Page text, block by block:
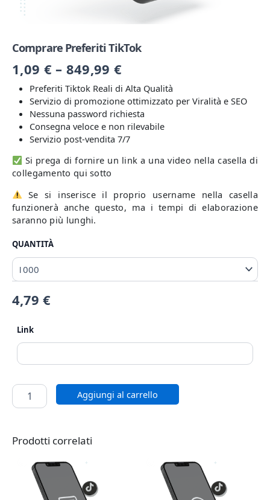
Comprare Preferiti TikTok
1,09 € – 849,99 €
Preferiti Tiktok Reali di Alta Qualità
Servizio di promozione ottimizzato per Viralità e SEO
Nessuna password richiesta
Consegna veloce e non rilevabile
Servizio post-vendita 7/7
Si prega di fornire un link a una video nella casella di
collegamento qui sotto
Se si inserisce il proprio username nella casella
funzionerà anche questo, ma i tempi di elaborazione
saranno più lunghi.
QUANTITÀ
4,79 €
Link
Aggiungi al carrello
Prodotti correlati